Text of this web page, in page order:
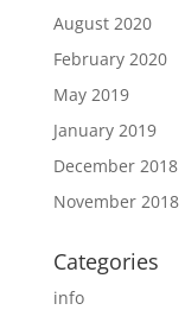
August 2020
February 2020
May 2019
January 2019
December 2018
November 2018
Categories
info